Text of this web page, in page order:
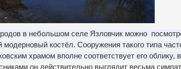
в небольшом селе Язловчик можно
костёл. Сооружения такого типа
храмом вполне соответствует его облику,
он действительно выглядит весьма